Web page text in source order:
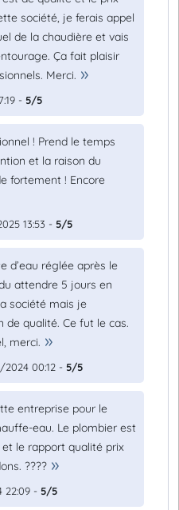
société, je ferais appel
de la chaudière et vais
Ça fait plaisir
Merci.
- 5/5
! Prend le temps
et la raison du
fortement ! Encore
13:53 - 5/5
d’eau réglée après le
attendre 5 jours en
société mais je
qualité. Ce fut le cas.
merci.
00:12 - 5/5
entreprise pour le
eau. Le plombier est
le rapport qualité prix
????
- 5/5